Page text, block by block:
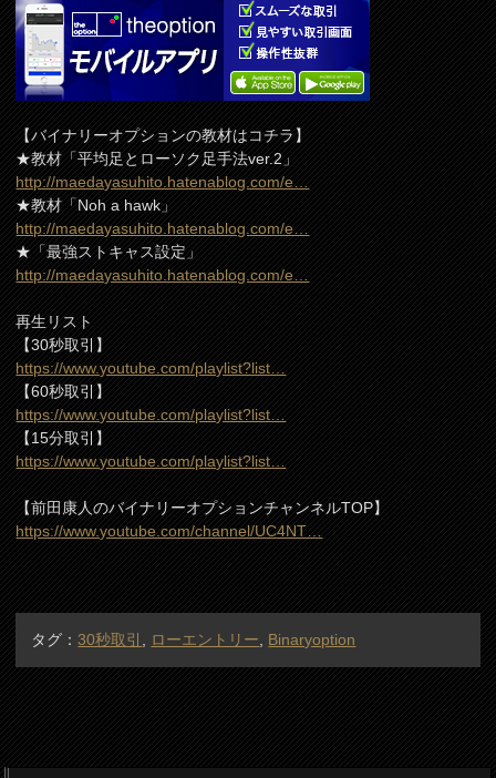
【バイナリーオプションの教材はコチラ】
★教材「平均足とローソク足手法ver.2」
http://maedayasuhito.hatenablog.com/e…
★教材「Noh a hawk」
http://maedayasuhito.hatenablog.com/e…
★「最強ストキャス設定」
http://maedayasuhito.hatenablog.com/e…
再生リスト
【30秒取引】
https://www.youtube.com/playlist?list…
【60秒取引】
https://www.youtube.com/playlist?list…
【15分取引】
https://www.youtube.com/playlist?list…
【前田康人のバイナリーオプションチャンネルTOP】
https://www.youtube.com/channel/UC4NT…
タグ：30秒取引 ローエントリー Binaryoption